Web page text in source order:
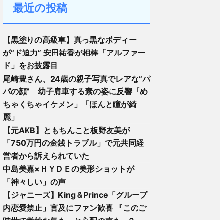
最近の投稿
【黒塗りの高級車】真っ黒なボディー
が“ド迫力” 安田祐香が相棒「アルファー
ド」をお披露目
尾崎豊さん、24歳の親子写真でレアな“パ
パの顔” 幼子肩車する素の姿に反響「め
ちゃくちゃイケメン」「ほんと瞳が綺
麗」
【元AKB】ともちんこと板野友美が
「750万円の金銭トラブル」で元共同経
営者から訴えられていた
中島美嘉×ＨＹＤＥの美形ショットが
「神々しい」の声
【ジャニーズ】King＆Prince「グループ
内恋愛禁止」言及にファン歓喜 『このご